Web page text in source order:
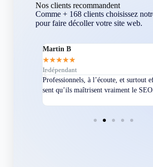
Nos clients recommandent
Comme + 168 clients choisissez
pour faire décoller votre site web.
Martin B
★★★★★
Indépendant
Professionnels, à l’écoute, et surtout
sent qu’ils maîtrisent vraiment le SEO.